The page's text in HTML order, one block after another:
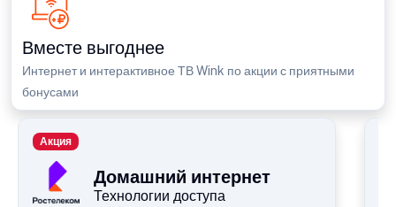
Вместе выгоднее
Интернет и интерактивное ТВ Wink по акции с приятными
бонусами
Домашний интернет
Технологии доступа
Акция